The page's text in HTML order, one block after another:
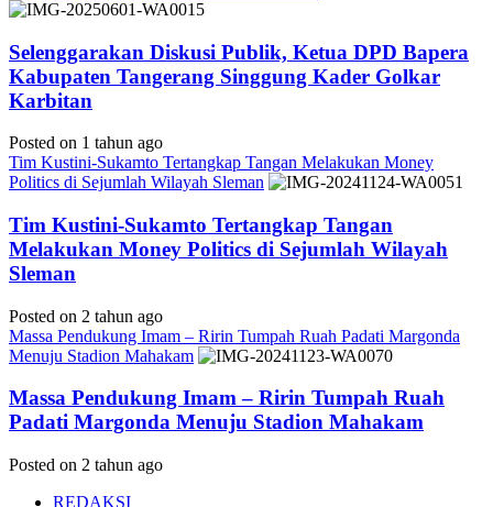
Selenggarakan Diskusi Publik, Ketua DPD Bapera
Kabupaten Tangerang Singgung Kader Golkar
Karbitan
Posted on 1 tahun ago
Tim Kustini-Sukamto Tertangkap Tangan Melakukan Money
Politics di Sejumlah Wilayah Sleman
Tim Kustini-Sukamto Tertangkap Tangan
Melakukan Money Politics di Sejumlah Wilayah
Sleman
Posted on 2 tahun ago
Massa Pendukung Imam – Ririn Tumpah Ruah Padati Margonda
Menuju Stadion Mahakam
Massa Pendukung Imam – Ririn Tumpah Ruah
Padati Margonda Menuju Stadion Mahakam
Posted on 2 tahun ago
REDAKSI